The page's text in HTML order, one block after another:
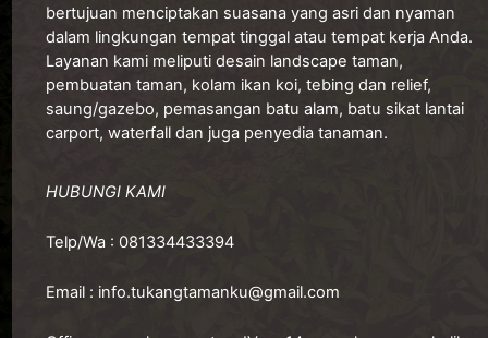
bertujuan menciptakan suasana yang asri dan nyaman
dalam lingkungan tempat tinggal atau tempat kerja Anda.
Layanan kami meliputi desain landscape taman,
pembuatan taman, kolam ikan koi, tebing dan relief,
saung/gazebo, pemasangan batu alam, batu sikat lantai
carport, waterfall dan juga penyedia tanaman.
HUBUNGI KAMI
Telp/Wa : 081334433394
Email : info.tukangtamanku@gmail.com